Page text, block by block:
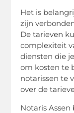
Het is
zijn
De tarieven
complexiteit
diensten die
om kosten te
notarissen te
over de
Notaris